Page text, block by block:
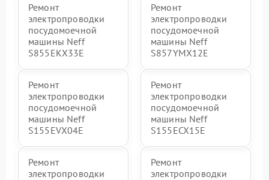
Ремонт
электропроводки
посудомоечной
машины Neff
S855EKX33E
Ремонт
электропроводки
посудомоечной
машины Neff
S857YMX12E
Ремонт
электропроводки
посудомоечной
машины Neff
S155EVX04E
Ремонт
электропроводки
посудомоечной
машины Neff
S155ECX15E
Ремонт
электропроводки
Ремонт
электропроводки